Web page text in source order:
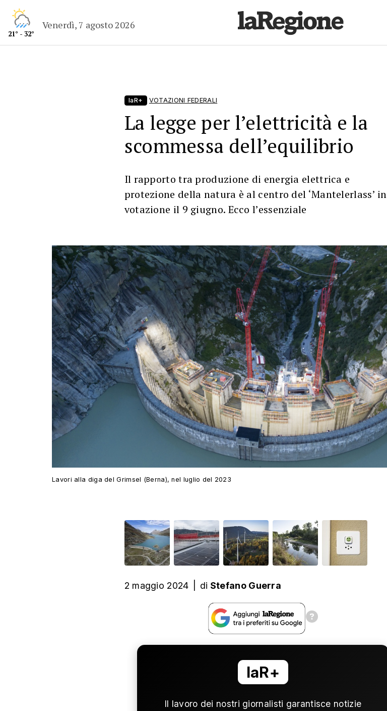
21° - 32°
Venerdì, 7 agosto 2026
laR+ VOTAZIONI FEDERALI
La legge per l’elettricità e la
scommessa dell’equilibrio
Il rapporto tra produzione di energia elettrica e
protezione della natura è al centro del ‘Mantelerlass’ in
votazione il 9 giugno. Ecco l’essenziale
Lavori alla diga del Grimsel (Berna), nel luglio del 2023
2 maggio 2024 di Stefano Guerra
laR+
Il lavoro dei nostri giornalisti garantisce notizie